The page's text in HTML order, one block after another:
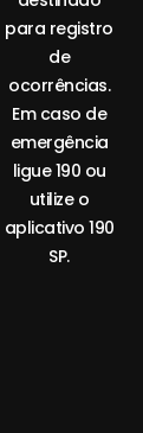
para registro
de
ocorrências.
Em caso de
emergência
ligue 190 ou
utilize o
aplicativo 190
SP.